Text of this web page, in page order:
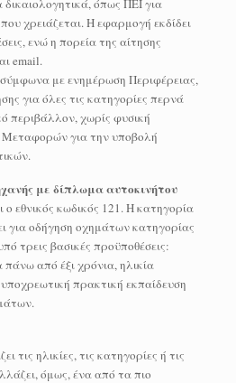
όπως ΠΕΙ για
χρειάζεται. Η εφαρμογή εκδίδει
ενώ η πορεία της αίτησης
email.
με ενημέρωση Περιφέρειας,
για όλες τις κατηγορίες περνά
περιβάλλον, χωρίς φυσική
Μεταφορών για την υποβολή
με δίπλωμα αυτοκινήτου
ο εθνικός κωδικός 121. Η κατηγορία
για οδήγηση οχημάτων κατηγορίας
τρεις βασικές προϋποθέσεις:
από έξι χρόνια, ηλικία
πρακτική εκπαίδευση
τις ηλικίες, τις κατηγορίες ή τις
όμως, ένα από τα πιο